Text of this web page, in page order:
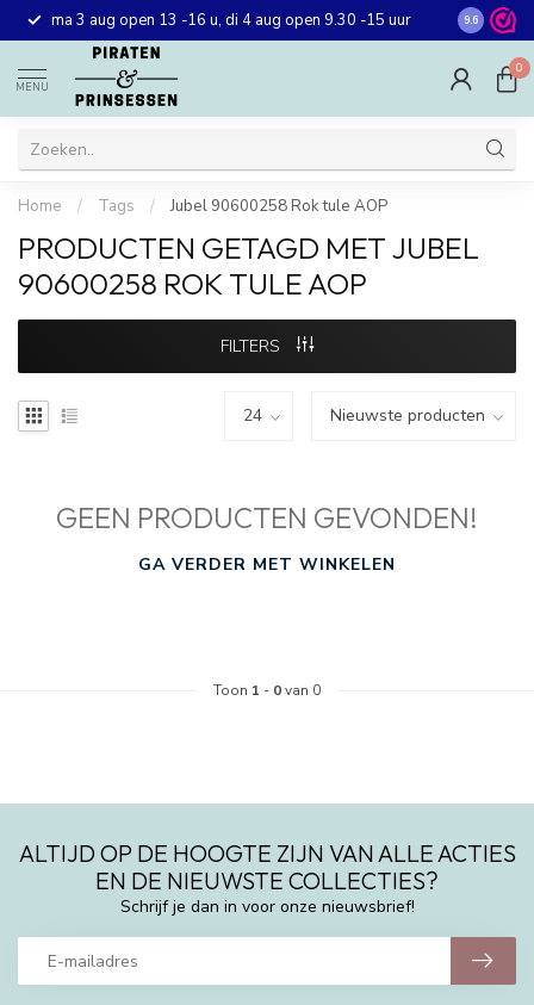
ma 3 aug open 13 -16 u, di 4 aug open 9.30 -15 uur Gratis
winkel in
9.6
MENU
0
Home / Tags / Jubel 90600258 Rok tule AOP
PRODUCTEN GETAGD MET JUBEL
90600258 ROK TULE AOP
FILTERS
GEEN PRODUCTEN GEVONDEN!
GA VERDER MET WINKELEN
Toon 1 - 0van 0
ALTIJD OP DE HOOGTE ZIJN VAN ALLE ACTIES
EN DE NIEUWSTE COLLECTIES?
Schrijf je dan in voor onze nieuwsbrief!